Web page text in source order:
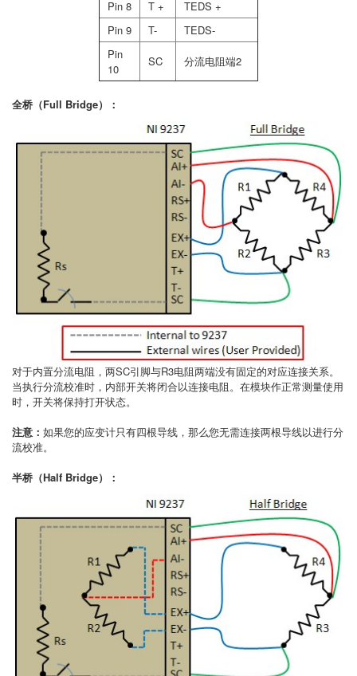
Pin 8
T +
TEDS +
Pin 9
T-
TEDS-
Pin
10
SC 分流电阻端2
全桥（Full Bridge）：
对于内置分流电阻，两SC引脚与R3电阻两端没有固定的对应连接关系。
当执行分流校准时，内部开关将闭合以连接电阻。在模块作正常测量使用
时，开关将保持打开状态。
注意： 如果您的应变计只有四根导线，那么您无需连接两根导线以进行分
流校准。
半桥（Half Bridge）：